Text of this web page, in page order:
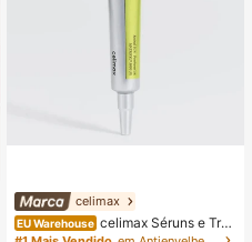
celimax
EU Warehouse celimax Séruns e Trat
amento Facial